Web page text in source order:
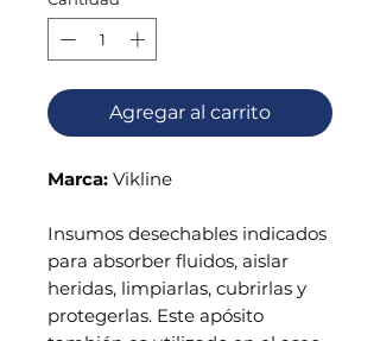
Agregar al carrito
Marca: Vikline
Insumos desechables indicados
para absorber fluidos, aislar
heridas, limpiarlas, cubrirlas y
protegerlas. Este apósito